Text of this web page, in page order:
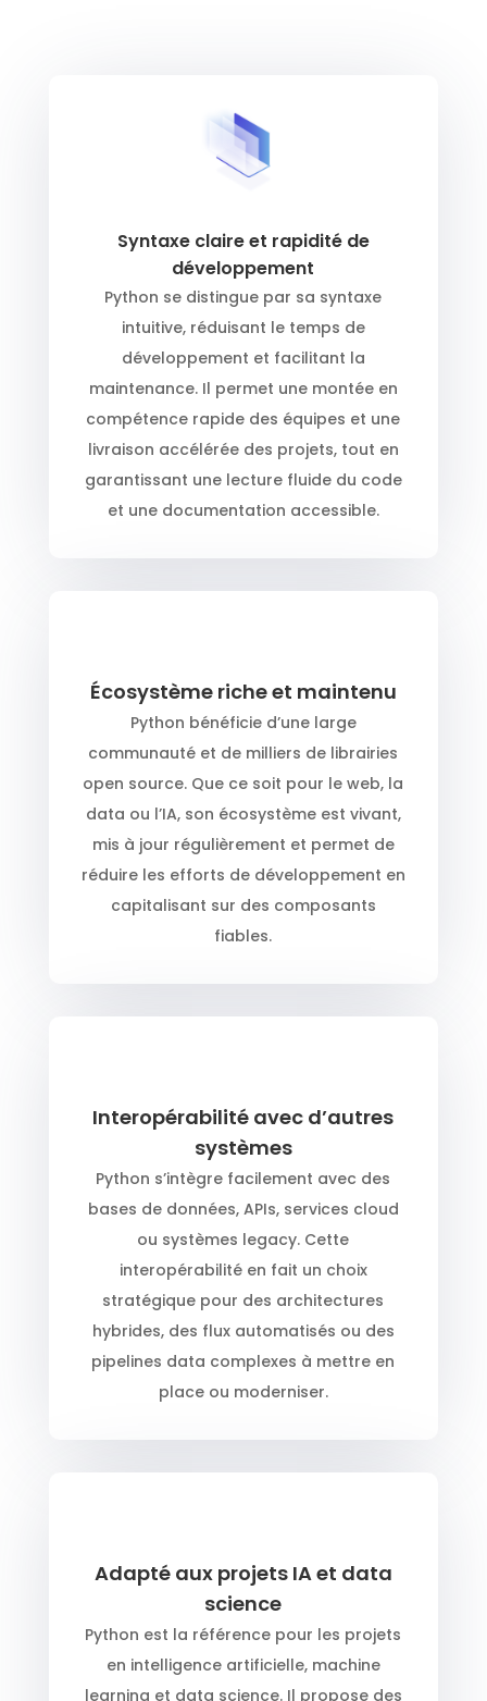
Syntaxe claire et rapidité de
développement
Python se distingue par sa syntaxe
intuitive, réduisant le temps de
développement et facilitant la
maintenance. Il permet une montée en
compétence rapide des équipes et une
livraison accélérée des projets, tout en
garantissant une lecture fluide du code
et une documentation accessible.
Écosystème riche et maintenu
Python bénéficie d’une large
communauté et de milliers de librairies
open source. Que ce soit pour le web, la
data ou l’IA, son écosystème est vivant,
mis à jour régulièrement et permet de
réduire les efforts de développement en
capitalisant sur des composants
fiables.
Interopérabilité avec d’autres
systèmes
Python s’intègre facilement avec des
bases de données, APIs, services cloud
ou systèmes legacy. Cette
interopérabilité en fait un choix
stratégique pour des architectures
hybrides, des flux automatisés ou des
pipelines data complexes à mettre en
place ou moderniser.
Adapté aux projets IA et data
science
Python est la référence pour les projets
en intelligence artificielle, machine
learning et data science. Il propose des